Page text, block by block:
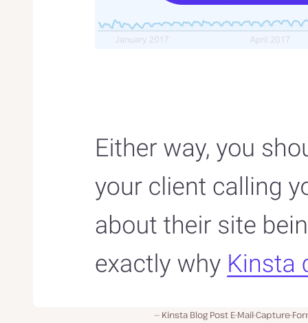
Kinsta Blog Post E-Mail-Capture-